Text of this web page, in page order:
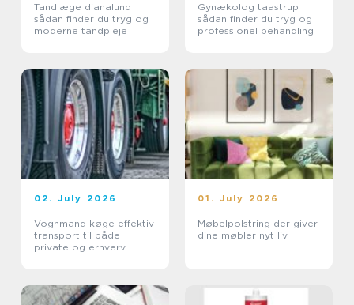
Tandlæge dianalund
sådan finder du tryg og
moderne tandpleje
Gynækolog taastrup
sådan finder du tryg og
professionel behandling
02. July 2026
Vognmand køge effektiv
transport til både
private og erhverv
01. July 2026
Møbelpolstring der giver
dine møbler nyt liv